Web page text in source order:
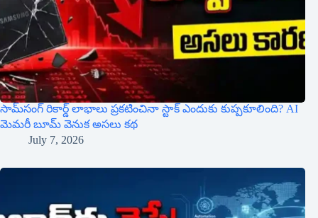
సామ్‌సంగ్ రికార్డ్ లాభాలు ప్రకటించినా స్టాక్ ఎందుకు కుప్పకూలింది? AI
మెమరీ బూమ్ వెనుక అసలు కథ
July 7, 2026